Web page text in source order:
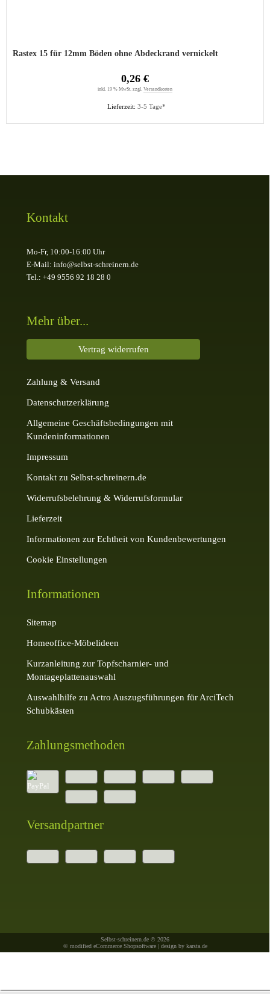
Rastex 15 für 12mm Böden ohne Abdeckrand vernickelt
Lieferzeit: 3-5 Tage*
0,26 €
inkl. 19 % MwSt. zzgl. Versandkosten
Kontakt
Mo-Fr, 10:00-16:00 Uhr
E-Mail: info@selbst-schreinern.de
Tel.: +49 9556 92 18 28 0
Mehr über...
Vertrag widerrufen
Zahlung & Versand
Datenschutzerklärung
Allgemeine Geschäftsbedingungen mit
Kundeninformationen
Impressum
Kontakt zu Selbst-schreinern.de
Widerrufsbelehrung & Widerrufsformular
Lieferzeit
Informationen zur Echtheit von Kundenbewertungen
Cookie Einstellungen
Informationen
Sitemap
Homeoffice-Möbelideen
Kurzanleitung zur Topfscharnier- und
Montageplattenauswahl
Auswahlhilfe zu Actro Auszugsführungen für ArciTech
Schubkästen
Zahlungsmethoden
Versandpartner
Selbst-schreinern.de © 2026
© modified eCommerce Shopsoftware | design by karsta.de